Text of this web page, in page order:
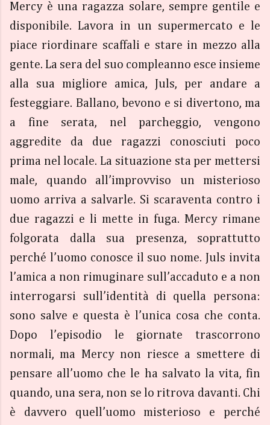
Mercy è una ragazza solare, sempre gentile e
disponibile. Lavora in un supermercato e le
piace riordinare scaffali e stare in mezzo alla
gente. La sera del suo compleanno esce insieme
alla sua migliore amica, Juls, per andare a
festeggiare. Ballano, bevono e si divertono, ma
a fine serata, nel parcheggio, vengono
aggredite da due ragazzi conosciuti poco
prima nel locale. La situazione sta per mettersi
male, quando all’improvviso un misterioso
uomo arriva a salvarle. Si scaraventa contro i
due ragazzi e li mette in fuga. Mercy rimane
folgorata dalla sua presenza, soprattutto
perché l’uomo conosce il suo nome. Juls invita
l’amica a non rimuginare sull’accaduto e a non
interrogarsi sull’identità di quella persona:
sono salve e questa è l’unica cosa che conta.
Dopo l’episodio le giornate trascorrono
normali, ma Mercy non riesce a smettere di
pensare all’uomo che le ha salvato la vita, fin
quando, una sera, non se lo ritrova davanti. Chi
è davvero quell’uomo misterioso e perché